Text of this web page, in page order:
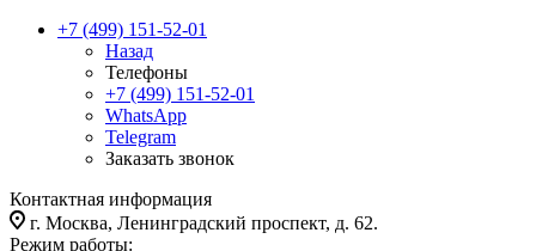
+7 (499) 151-52-01
Назад
Телефоны
+7 (499) 151-52-01
WhatsApp
Telegram
Заказать звонок
Контактная информация
г. Москва, Ленинградский проспект, д. 62.
Режим работы: